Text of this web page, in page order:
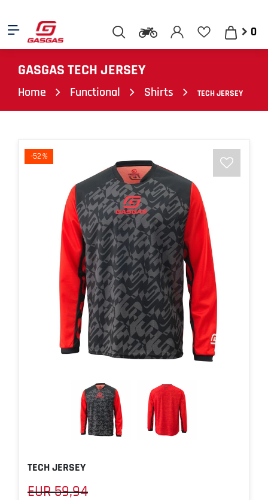
0
GASGAS TECH JERSEY
Home Functional Shirts TECH JERSEY
-52%
TECH JERSEY
EUR 59,94